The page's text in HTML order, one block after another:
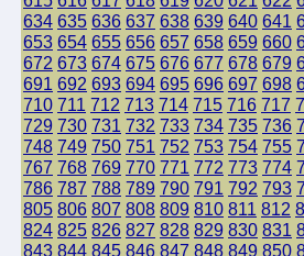
634 635 636 637 638 639 640 641
653 654 655 656 657 658 659 660
672 673 674 675 676 677 678 679
691 692 693 694 695 696 697 698
710 711 712 713 714 715 716 717
729 730 731 732 733 734 735 736
748 749 750 751 752 753 754 755
767 768 769 770 771 772 773 774
786 787 788 789 790 791 792 793
805 806 807 808 809 810 811 812
824 825 826 827 828 829 830 831
843 844 845 846 847 848 849 850